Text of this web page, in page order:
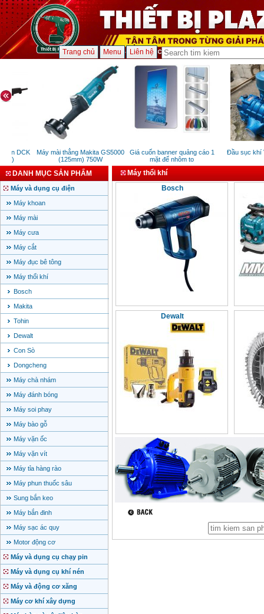
Trang chủ Menu Liên hệ
DCK
Máy mài thẳng Makita GS5000
(125mm) 750W
Giá cuốn banner quảng cáo 1
mặt đế nhôm to
Đầu sục khí
DANH MỤC SẢN PHẨM
Máy và dụng cụ điện
Máy khoan
Máy mài
Máy cưa
Máy cắt
Máy đục bê tông
Máy thổi khí
Bosch
Makita
Tohin
Dewalt
Con Sò
Dongcheng
Máy chà nhám
Máy đánh bóng
Máy soi phay
Máy bào gỗ
Máy vặn ốc
Máy vặn vít
Máy tỉa hàng rào
Máy phun thuốc sâu
Sung bắn keo
Máy bắn đinh
Máy sạc ác quy
Motor động cơ
Máy và dụng cụ chạy pin
Máy và dụng cụ khí nén
Máy và động cơ xăng
Máy cơ khí xây dựng
Máy thổi khí
Bosch
Dewalt